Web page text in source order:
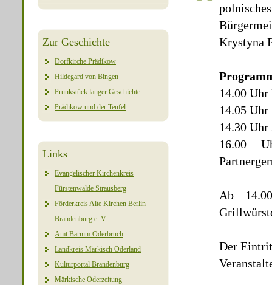
Zur Geschichte
Dorfkirche Prädikow
Hildegard von Bingen
Prunkstück langer Geschichte
Prädikow und der Teufel
Links
Evangelischer Kirchenkreis
Fürstenwalde Strausberg
Förderkreis Alte Kirchen Berlin
Brandenburg e. V.
Amt Barnim Oderbruch
Landkreis Märkisch Oderland
Kulturportal Brandenburg
Märkische Oderzeitung
Krystyna
14.00 Uhr
14.05
14.30 Uhr
16.00
Ab
Der